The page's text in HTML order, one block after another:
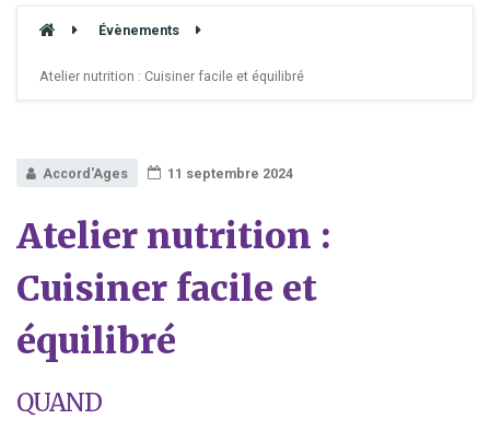
Évènements
Atelier nutrition : Cuisiner facile et équilibré
Accord'Ages 11 septembre 2024
Atelier nutrition :
Cuisiner facile et
équilibré
QUAND